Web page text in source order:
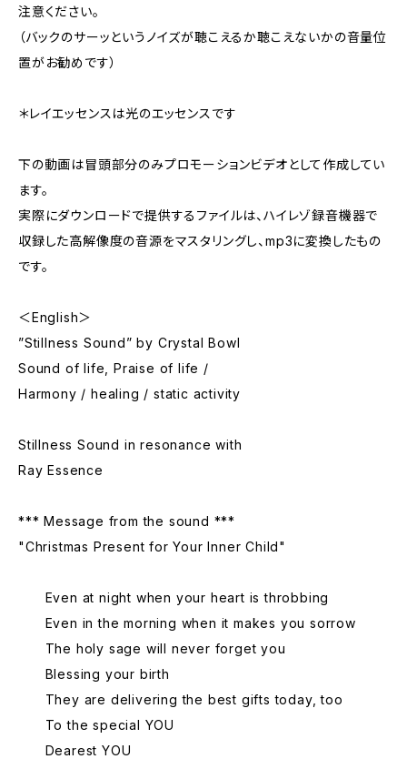
注意ください。
（バックのサーッというノイズが聴こえるか聴こえないかの音量位
置がお勧めです）
＊レイエッセンスは光のエッセンスです
下の動画は冒頭部分のみプロモーションビデオとして作成してい
ます。
実際にダウンロードで提供するファイルは、ハイレゾ録音機器で
収録した高解像度の音源をマスタリングし、mp3に変換したもの
です。
＜English＞
”Stillness Sound” by Crystal Bowl
Sound of life, Praise of life /
Harmony / healing / static activity
Stillness Sound in resonance with
Ray Essence
*** Message from the sound ***
"Christmas Present for Your Inner Child"
Even at night when your heart is throbbing
Even in the morning when it makes you sorrow
The holy sage will never forget you
Blessing your birth
They are delivering the best gifts today, too
To the special YOU
Dearest YOU